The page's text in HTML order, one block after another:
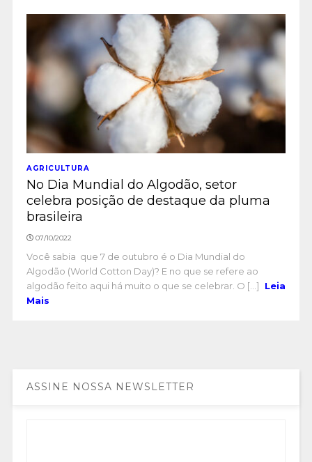
AGRICULTURA
No Dia Mundial do Algodão, setor
celebra posição de destaque da pluma
brasileira
07/10/2022
Você sabia que 7 de outubro é o Dia Mundial do
Algodão (World Cotton Day)? E no que se refere ao
algodão feito aqui há muito o que se celebrar. O [...]
Leia
Mais
ASSINE NOSSA NEWSLETTER